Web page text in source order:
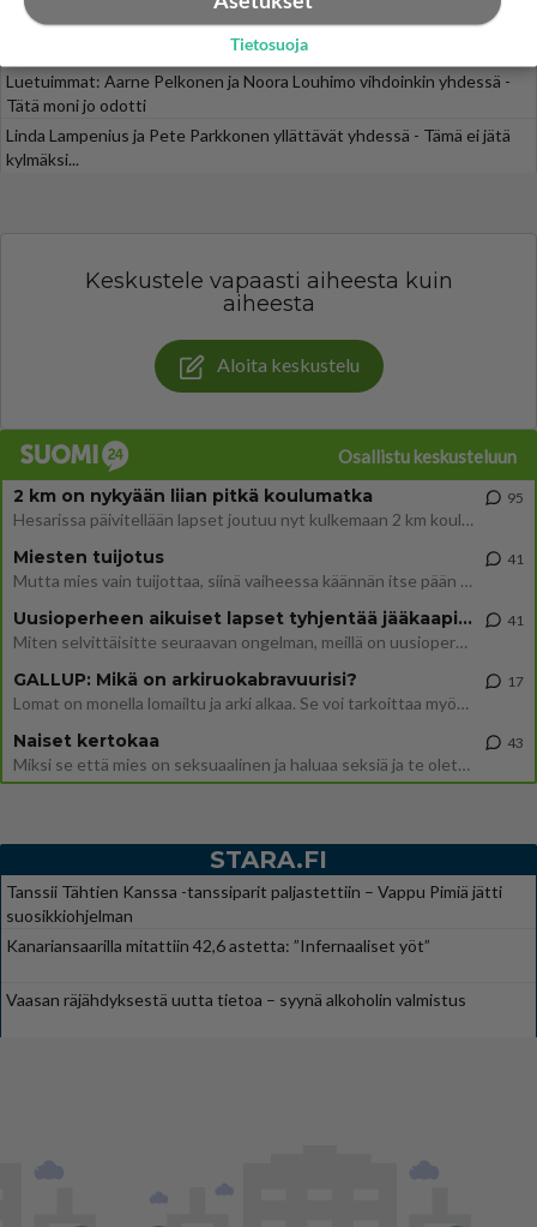
Muistatko? Kädestä suuhun elävä Satu sai jättimäisen rahasalkun
Luetuimmat: Aarne Pelkonen ja Noora Louhimo vihdoinkin yhdessä -
Tätä moni jo odotti
Linda Lampenius ja Pete Parkkonen yllättävät yhdessä - Tämä ei jätä
kylmäksi...
Keskustele vapaasti aiheesta kuin
aiheesta
Aloita keskustelu
Osallistu keskusteluun
2 km on nykyään liian pitkä koulumatka
Hesarissa päivitellään lapset joutuu nyt kulkemaan 2 km kouluun jösses. Ruostefillarilla tuo matka menee vaikka miten äk
95
Miesten tuijotus
Mutta mies vain tuijottaa, siinä vaiheessa käännän itse pään pois. Mikä juttu? Yleensä jos joku tuijottaa tai katsoo, hä
41
Uusioperheen aikuiset lapset tyhjentää jääkaapin käydessään
Miten selvittäisitte seuraavan ongelman, meillä on uusioperhe, minulla teini-ikäiset lapset ja puolisolla aikuiset, jotk
41
GALLUP: Mikä on arkiruokabravuurisi?
Lomat on monella lomailtu ja arki alkaa. Se voi tarkoittaa myös sitä, että grillailut on grillattu ja palataan arjen ruo
17
Naiset kertokaa
Miksi se että mies on seksuaalinen ja haluaa seksiä ja te olette hänen mielestänne haluttava on vastenmielistä? Mikä sii
43
STARA.FI
Tanssii Tähtien Kanssa -tanssiparit paljastettiin – Vappu Pimiä jätti
suosikkiohjelman
Kanariansaarilla mitattiin 42,6 astetta: ”Infernaaliset yöt”
Vaasan räjähdyksestä uutta tietoa – syynä alkoholin valmistus
Tietosuoja